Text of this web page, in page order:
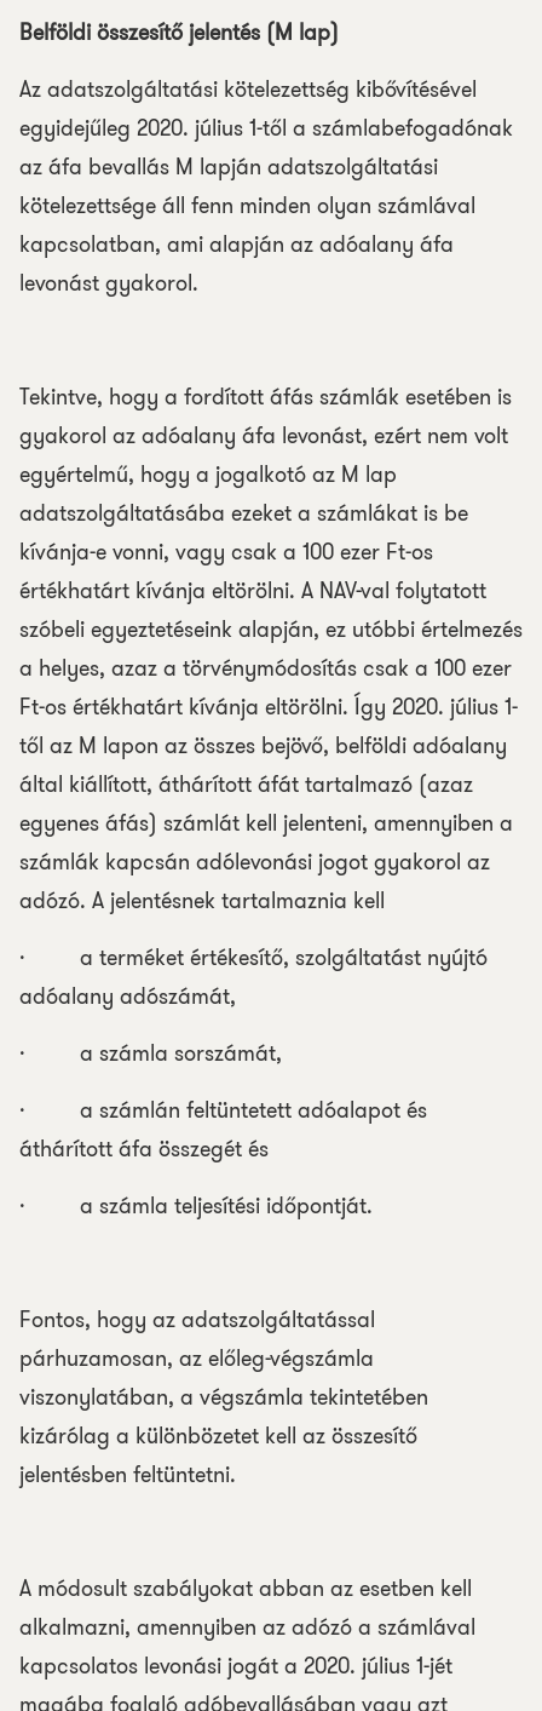
Belföldi összesítő jelentés (M lap)
Az adatszolgáltatási kötelezettség kibővítésével
egyidejűleg 2020. július 1-től a számlabefogadónak
az áfa bevallás M lapján adatszolgáltatási
kötelezettsége áll fenn minden olyan számlával
kapcsolatban, ami alapján az adóalany áfa
levonást gyakorol.
Tekintve, hogy a fordított áfás számlák esetében is
gyakorol az adóalany áfa levonást, ezért nem volt
egyértelmű, hogy a jogalkotó az M lap
adatszolgáltatásába ezeket a számlákat is be
kívánja-e vonni, vagy csak a 100 ezer Ft-os
értékhatárt kívánja eltörölni. A NAV-val folytatott
szóbeli egyeztetéseink alapján, ez utóbbi értelmezés
a helyes, azaz a törvénymódosítás csak a 100 ezer
Ft-os értékhatárt kívánja eltörölni. Így 2020. július 1-
től az M lapon az összes bejövő, belföldi adóalany
által kiállított, áthárított áfát tartalmazó (azaz
egyenes áfás) számlát kell jelenteni, amennyiben a
számlák kapcsán adólevonási jogot gyakorol az
adózó. A jelentésnek tartalmaznia kell
· a terméket értékesítő, szolgáltatást nyújtó
adóalany adószámát,
· a számla sorszámát,
· a számlán feltüntetett adóalapot és
áthárított áfa összegét és
· a számla teljesítési időpontját.
Fontos, hogy az adatszolgáltatással
párhuzamosan, az előleg-végszámla
viszonylatában, a végszámla tekintetében
kizárólag a különbözetet kell az összesítő
jelentésben feltüntetni.
A módosult szabályokat abban az esetben kell
alkalmazni, amennyiben az adózó a számlával
kapcsolatos levonási jogát a 2020. július 1-jét